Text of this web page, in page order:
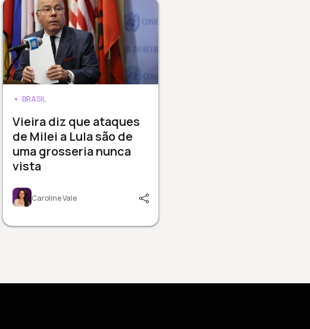
BRASIL
Vieira diz que ataques
de Milei a Lula são de
uma grosseria nunca
vista
Caroline Vale